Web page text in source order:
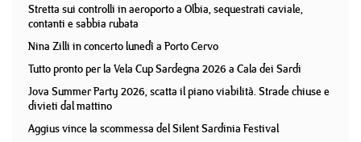
Stretta sui controlli in aeroporto a Olbia, sequestrati caviale,
contanti e sabbia rubata
Nina Zilli in concerto lunedì a Porto Cervo
Tutto pronto per la Vela Cup Sardegna 2026 a Cala dei Sardi
Jova Summer Party 2026, scatta il piano viabilità. Strade chiuse e
divieti dal mattino
Aggius vince la scommessa del Silent Sardinia Festival